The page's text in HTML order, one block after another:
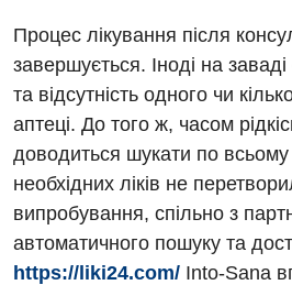
Вакансії
Заходи БПР
Інтернатура
Енциклопедія
Програма лояльності
Відгуки
Діагностика
Ангіографічні дослідження
Діагностичне відділення
Ендоскопічне відділення
Інструментальна діагностика
Відділ госпіталізації
Відділення кардіосудинної
Відділення невідкладних станів
Відділення інтенсивної терапії
Процес лікування після
завершується. Іноді на заваді
та відсутність одного чи
аптеці. До того ж, часом
доводиться шукати по всьому
необхідних ліків не
випробування, спільно з
автоматичного пошуку та
https://liki24.com/ Into-Sana